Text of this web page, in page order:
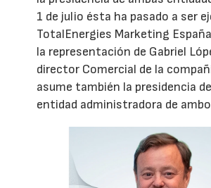
1 de julio ésta ha pasado a ser
TotalEnergies Marketing
la representación de Gabriel
director Comercial de la
asume también la presidencia de
entidad administradora de